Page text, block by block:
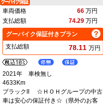
車両価格 66 万円
支払総額
74.29 万円
グーバイク保証付きプラン
支払総額
78.11 万円
2021年 車検無し
4633Km
ブラックII ☆ＨＯＨグループの中古
車は安心の保証付き☆（県外のお客